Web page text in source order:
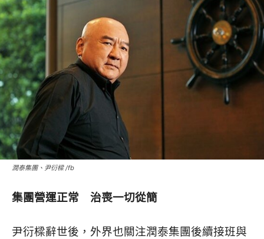
潤泰集團、尹衍樑 /fb
集團營運正常 治喪一切從簡
尹衍樑辭世後，外界也關注潤泰集團後續接班與